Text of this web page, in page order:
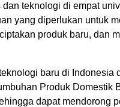
teknologi di empat
yang diperlukan untuk
produk baru, dan
baru di Indonesia
Produk Domestik
dapat mendorong